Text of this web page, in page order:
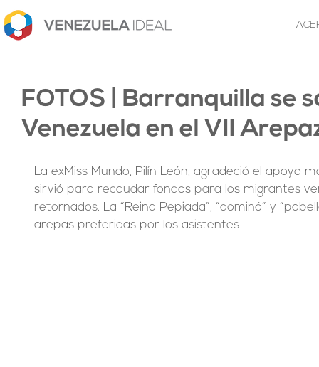
FOTOS | Barranquilla se
Venezuela en el VII
La exMiss Mundo, Pilín León, agradeció el apoyo
sirvió para recaudar fondos para los migrantes
retornados. La “Reina Pepiada”, “dominó” y
arepas preferidas por los asistentes